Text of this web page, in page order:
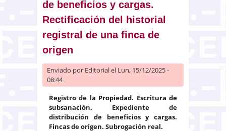
de beneficios y cargas.
Rectificación del historial
registral de una finca de
origen
Enviado por Editorialel Lun, 15/12/2025 -
08:44
Registro de la Propiedad. Escritura de
subsanación. Expediente de
distribución de beneficios y cargas.
Fincas de origen. Subrogación real.